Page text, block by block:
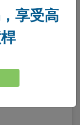
享受高